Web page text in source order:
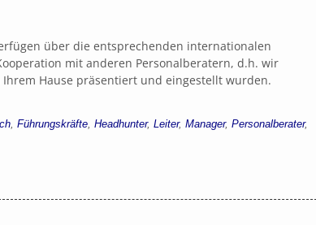
über die entsprechenden internationalen
mit anderen Personalberatern, d.h. wir
Hause präsentiert und eingestellt wurden.
, Führungskräfte, Headhunter, Leiter, Manager, Personalberater,